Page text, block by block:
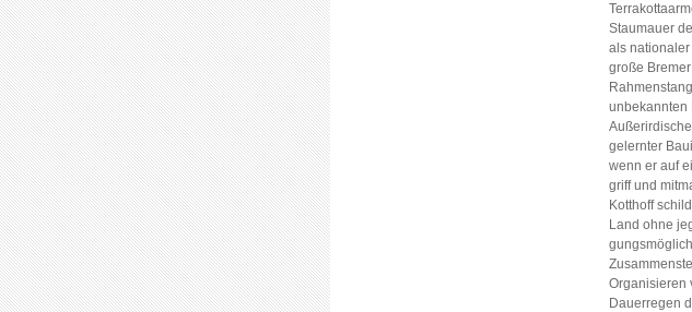
Staumauer
als nationaler
große
unbekannten
gelernter
wenn er auf
griff und
Kotthoff
Land ohne
Organisieren
Dauerregen